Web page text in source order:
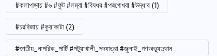
#কলাপাড়ায় #৬ #ফুট #লম্বা #বিষধর #পদ্মগোখরা #উদ্ধার (1)
#চরবিজায় #কুয়াকাটা (2)
#জাতীয়_নাগরিক_পার্টি #পটুয়াখালী_পদযাত্রা #জুলাই_গণঅভ্যুত্থান